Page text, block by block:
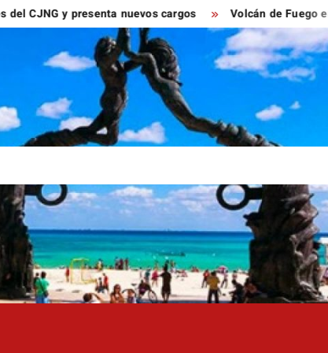
y presenta nuevos cargos Volcán de Fuego entra en